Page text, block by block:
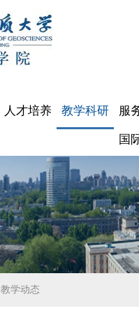
人才培养 教学科研 服
国
教学动态